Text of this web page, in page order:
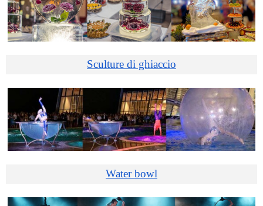
Sculture di ghiaccio
Water bowl